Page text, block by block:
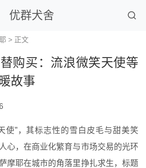
优群犬舍
> 正文
购买：流浪微笑天使等
故事
使”，其标志性的雪白皮毛与甜美笑
心，在商业化繁育与市场交易的光环
摩耶在城市的角落里挣扎求生，标题